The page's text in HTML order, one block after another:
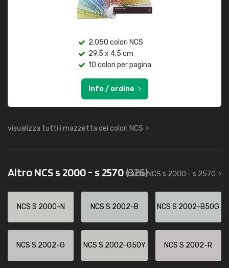
2.050 colori NCS
29,5 x 4,5 cm
10 colori per pagina
Info / ordine
visualizza tutti i mazzetta dei colori NCS
Altro NCS s 2000 - s 2570(326)
tutto NCS s 2000 - s 2570
NCS S 2000-N NCS S 2002-B NCS S 2002-B50G
NCS S 2002-G NCS S 2002-G50Y NCS S 2002-R